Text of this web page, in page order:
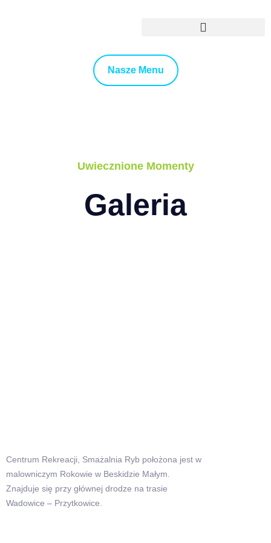
Nasze Menu
Uwiecznione Momenty
Galeria
Centrum Rekreacji, Smażalnia Ryb położona jest w
malowniczym Rokowie w Beskidzie Małym.
Znajduje się przy głównej drodze na trasie
Wadowice – Przytkowice.